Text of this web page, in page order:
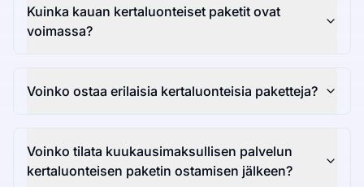
Kuinka kauan kertaluonteiset paketit ovat
voimassa?
Voinko ostaa erilaisia kertaluonteisia paketteja?
Voinko tilata kuukausimaksullisen palvelun
kertaluonteisen paketin ostamisen jälkeen?